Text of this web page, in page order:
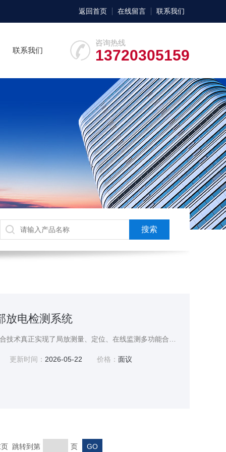
返回首页 在线留言 联系我们
咨询热线
13720305159
联系我们
放电检测系统
更新时间： 2026-05-22 价格：面议
跳转到第 页